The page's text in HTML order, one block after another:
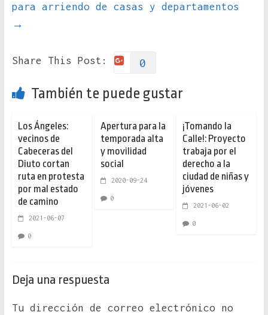
para arriendo de casas y departamentos
→
Share This Post: 0
También te puede gustar
Los Ángeles:
vecinos de
Cabeceras del
Diuto cortan
ruta en protesta
por mal estado
de camino
2021-06-07
0
Apertura para la
temporada alta
y movilidad
social
2020-09-24
0
¡Tomando la
Calle!: Proyecto
trabaja por el
derecho a la
ciudad de niñas y
jóvenes
2021-06-02
0
Deja una respuesta
Tu dirección de correo electrónico no